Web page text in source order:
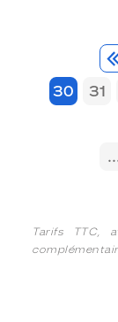
30
31
Tarifs TTC,